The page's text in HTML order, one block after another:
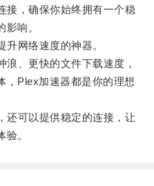
，确保你始终拥有一个稳
响。
网络速度的神器。
、更快的文件下载速度，
，Plex加速器都是你的理想
可以提供稳定的连接，让
。